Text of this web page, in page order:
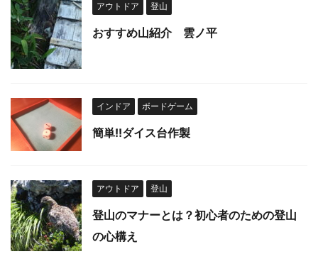
アウトドア 登山
おすすめ山紹介 雲ノ平
インドア ボードゲーム
簡単!!ダイス台作製
アウトドア 登山
登山のマナーとは？初心者のための登山
の心構え